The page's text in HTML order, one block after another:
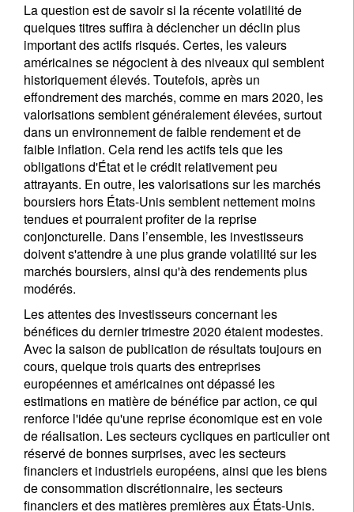
La question est de savoir si la récente volatilité de
quelques titres suffira à déclencher un déclin plus
important des actifs risqués. Certes, les valeurs
américaines se négocient à des niveaux qui semblent
historiquement élevés. Toutefois, après un
effondrement des marchés, comme en mars 2020, les
valorisations semblent généralement élevées, surtout
dans un environnement de faible rendement et de
faible inflation. Cela rend les actifs tels que les
obligations d'État et le crédit relativement peu
attrayants. En outre, les valorisations sur les marchés
boursiers hors États-Unis semblent nettement moins
tendues et pourraient profiter de la reprise
conjoncturelle. Dans l’ensemble, les investisseurs
doivent s'attendre à une plus grande volatilité sur les
marchés boursiers, ainsi qu'à des rendements plus
modérés.
Les attentes des investisseurs concernant les
bénéfices du dernier trimestre 2020 étaient modestes.
Avec la saison de publication de résultats toujours en
cours, quelque trois quarts des entreprises
européennes et américaines ont dépassé les
estimations en matière de bénéfice par action, ce qui
renforce l'idée qu'une reprise économique est en voie
de réalisation. Les secteurs cycliques en particulier ont
réservé de bonnes surprises, avec les secteurs
financiers et industriels européens, ainsi que les biens
de consommation discrétionnaire, les secteurs
financiers et des matières premières aux États-Unis.